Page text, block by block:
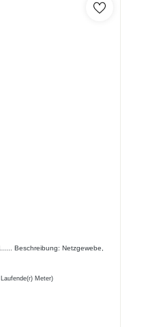
0 von 5 Sternen
Beschreibung: Netzgewebe,
Meter)